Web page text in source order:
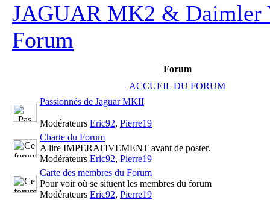
JAGUAR MK2 & Daimler
Forum
Forum
ACCUEIL DU FORUM
Passionnés de Jaguar MKII
Modérateurs Eric92, Pierre19
Charte du Forum
A lire IMPERATIVEMENT avant de poster.
Modérateurs Eric92, Pierre19
Carte des membres du Forum
Pour voir où se situent les membres du forum
Modérateurs Eric92, Pierre19